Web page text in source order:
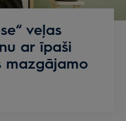
veļas
ar īpaši
mazgājamo